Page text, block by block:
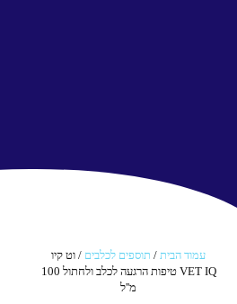
עמוד הבית/ תוספים לכלבים / וט קיו
VET IQ טיפות הרגעה לכלב ולחתול 100
מ''ל